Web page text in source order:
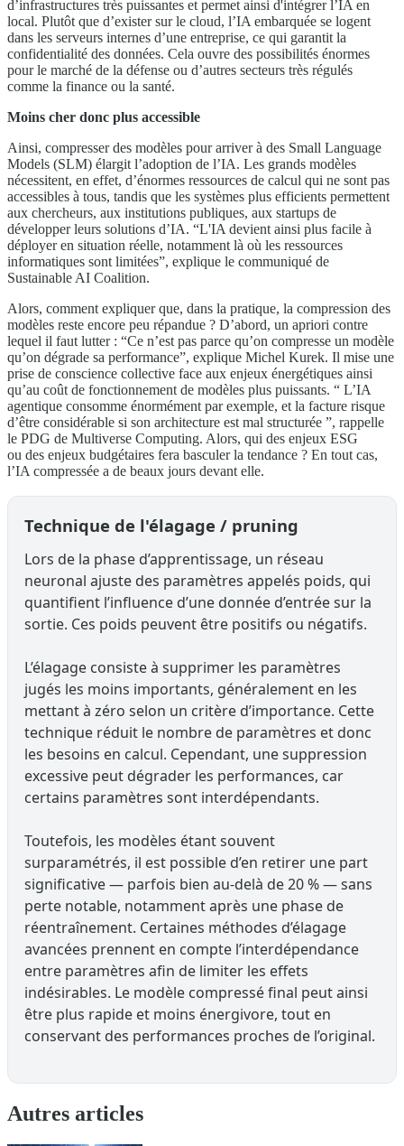
d’infrastructures très puissantes et permet ainsi d'intégrer l’IA en
local. Plutôt que d’exister sur le cloud, l’IA embarquée se logent
dans les serveurs internes d’une entreprise, ce qui garantit la
confidentialité des données. Cela ouvre des possibilités énormes
pour le marché de la défense ou d’autres secteurs très régulés
comme la finance ou la santé.
Moins cher donc plus accessible
Ainsi, compresser des modèles pour arriver à des Small Language
Models (SLM) élargit l’adoption de l’IA. Les grands modèles
nécessitent, en effet, d’énormes ressources de calcul qui ne sont pas
accessibles à tous, tandis que les systèmes plus efficients permettent
aux chercheurs, aux institutions publiques, aux startups de
développer leurs solutions d’IA. “L'IA devient ainsi plus facile à
déployer en situation réelle, notamment là où les ressources
informatiques sont limitées”, explique le communiqué de
Sustainable AI Coalition.
Alors, comment expliquer que, dans la pratique, la compression des
modèles reste encore peu répandue ? D’abord, un apriori contre
lequel il faut lutter : “Ce n’est pas parce qu’on compresse un modèle
qu’on dégrade sa performance”, explique Michel Kurek. Il mise une
prise de conscience collective face aux enjeux énergétiques ainsi
qu’au coût de fonctionnement de modèles plus puissants. “ L’IA
agentique consomme énormément par exemple, et la facture risque
d’être considérable si son architecture est mal structurée ”, rappelle
le PDG de Multiverse Computing. Alors, qui des enjeux ESG
ou des enjeux budgétaires fera basculer la tendance ? En tout cas,
l’IA compressée a de beaux jours devant elle.
Technique de l'élagage / pruning
Lors de la phase d’apprentissage, un réseau
neuronal ajuste des paramètres appelés poids, qui
quantifient l’influence d’une donnée d’entrée sur la
sortie. Ces poids peuvent être positifs ou négatifs.
L’élagage consiste à supprimer les paramètres
jugés les moins importants, généralement en les
mettant à zéro selon un critère d’importance. Cette
technique réduit le nombre de paramètres et donc
les besoins en calcul. Cependant, une suppression
excessive peut dégrader les performances, car
certains paramètres sont interdépendants.
Toutefois, les modèles étant souvent
surparamétrés, il est possible d’en retirer une part
significative — parfois bien au-delà de 20 % — sans
perte notable, notamment après une phase de
réentraînement. Certaines méthodes d’élagage
avancées prennent en compte l’interdépendance
entre paramètres afin de limiter les effets
indésirables. Le modèle compressé final peut ainsi
être plus rapide et moins énergivore, tout en
conservant des performances proches de l’original.
Autres articles